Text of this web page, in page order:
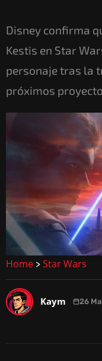
Disney confirma
Kestis en Star
personaje tras la
próximos
Home > Star Wars
Kaym 26